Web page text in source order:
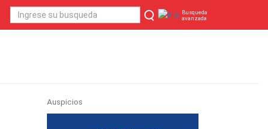
Busqueda
avanzada
Auspicios